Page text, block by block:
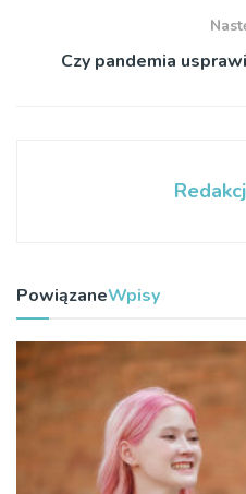
Czy pandemia
PowiązaneWpisy